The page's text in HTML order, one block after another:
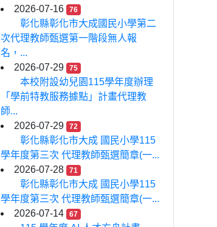
2026-07-16
76
彰化縣彰化市大成國民小學第二
次代理教師甄選第一階段無人報
名，...
2026-07-29
75
本校附設幼兒園115學年度辦理
「學前特教服務據點」計畫代理教
師...
2026-07-29
72
彰化縣彰化市大成 國民小學115
學年度第三次 代理教師甄選簡章(一...
2026-07-28
71
彰化縣彰化市大成 國民小學115
學年度第三次 代理教師甄選簡章(一...
2026-07-14
67